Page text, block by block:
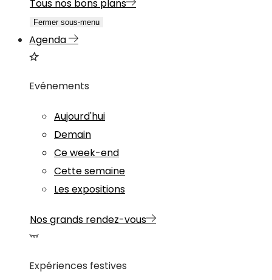
Tous nos bons plans
Fermer sous-menu
Agenda
Evénements
Aujourd'hui
Demain
Ce week-end
Cette semaine
Les expositions
Nos grands rendez-vous
Expériences festives